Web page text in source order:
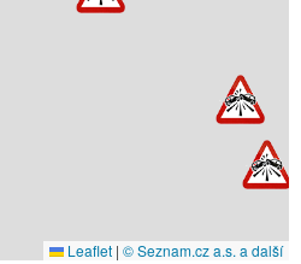
Leaflet | © Seznam.cz a.s. a další